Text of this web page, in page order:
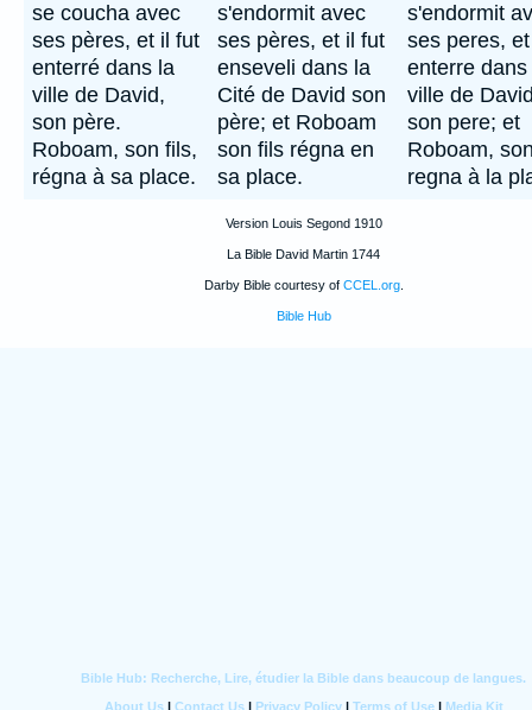
se coucha avec
ses pères, et il fut
enterré dans la
ville de David,
son père.
Roboam, son fils,
régna à sa place.
s'endormit avec
ses pères, et il fut
enseveli dans la
Cité de David son
père; et Roboam
son fils régna en
sa place.
s'endormit
ses peres,
enterre dans
ville de
son pere; et
Roboam,
regna à la
Version Louis Segond 1910
La Bible David Martin 1744
Darby Bible courtesy of CCEL.org.
Bible Hub